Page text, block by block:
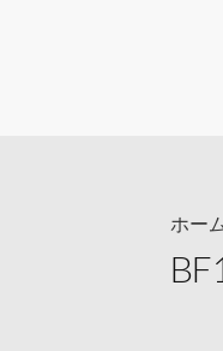
ホー